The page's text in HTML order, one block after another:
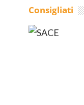
Consigliati